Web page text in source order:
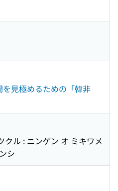
見極めるための「韓非
クル : ニンゲン オ ミキワメ
シ